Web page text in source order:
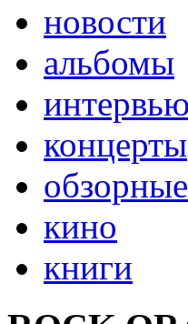
новости
альбомы
интервью
концерты
кино
книги